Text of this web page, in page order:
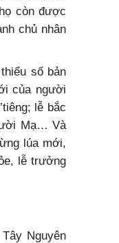
còn được
chủ nhân
số bản
của người
lễ bắc
Mạ… Và
lúa mới,
lễ trưởng
Nguyên